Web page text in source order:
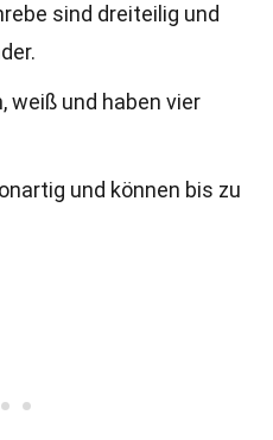
sind dreiteilig und
weiß und haben vier
und können bis zu